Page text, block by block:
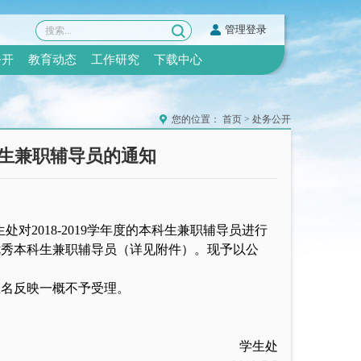
管理登录
教育动态 工作研究 下载中心
您的位置： 首页 > 处务公开
兼职辅导员的通知
对2018-2019学年度的本科生兼职辅导员进行
本科生兼职辅导员（详见附件）。现予以公
反映一概不予受理。
学生处